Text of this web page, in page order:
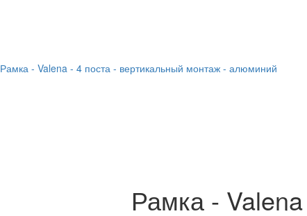
Рамка - Valena - 4 поста - вертикальный монтаж - алюминий
Рамка -